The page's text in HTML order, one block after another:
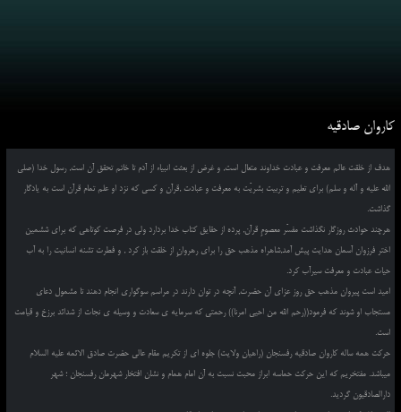
کاروان صادقیه
هدف از خلقت عالم معرفت و عبادت خداوند متعال است, و غرض از بعثت انبیاء از آدم تا خاتم تحقق آن است, رسول خدا (صلی
الله علیه و آله و سلم) برای تعلیم و تربیت بشریّت به معرفت و عبادت ,قرآن و کسی که نزد او علم تمام قرآن است به یادگار
گذاشت.
هرچند حوادث روزگار نگذاشت مفسّر معصومِ قرآن, پرده از حقایق کتاب خدا بردارد ولی در فرصت کوتاهی که برای ششمین
اختر فرزوان آسمان هدایت پیش آمد,شاهراه مذهب حق را برای رهروانِ از خلقت باز کرد , و فطرت تشنه انسانیت را به آب
حیات عبادت و معرفت سیرآب کرد.
امید است پیروان مذهب حق روز عزای آن حضرت, آنچه در توان دارند در مراسم سوگواری انجام دهند تا مشمول دعای
مستجاب او شوند که فرمود((رحم الله من احیی امرنا)) رحمتی که سرمایه ی سعادت و وسیله ی نجات از شدائد برزخ و قیامت
است.
حرکت همه ساله کاروان صادقیه رفسنجان (راهیان ولایت) جلوه ای از تکریم مقام عالی حضرت صادق الائمه علیه السلام
میباشد. مفتخریم که این حرکت حماسه ابراز محبت نسبت به آن امام همام و نشان افتخار شهرمان رفسنجان ؛ شهر
دارالصادقیون گردید.